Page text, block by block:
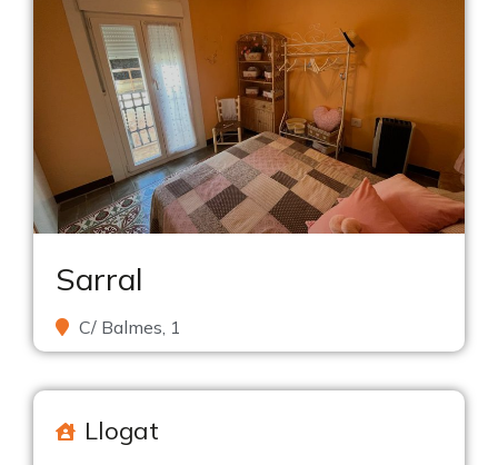
Sarral
C/ Balmes, 1
Llogat